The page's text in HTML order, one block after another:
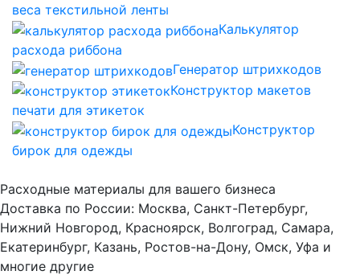
веса текстильной ленты
Калькулятор
расхода риббона
Генератор штрихкодов
Конструктор макетов
печати для этикеток
Конструктор
бирок для одежды
Расходные материалы для вашего бизнеса
Доставка по России: Москва, Санкт-Петербург,
Нижний Новгород, Красноярск, Волгоград, Самара,
Екатеринбург, Казань, Ростов-на-Дону, Омск, Уфа и
многие другие